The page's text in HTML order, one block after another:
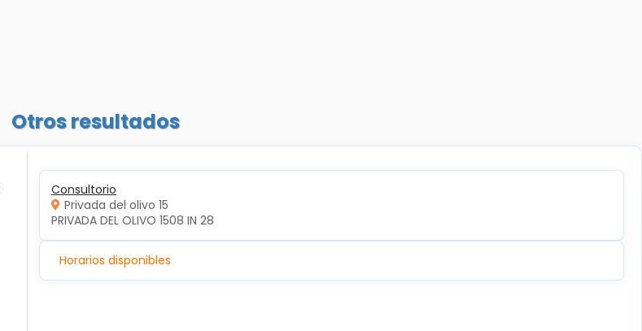
Otros resultados
Consultorio
Privada del olivo 15
PRIVADA DEL OLIVO 1508 IN 28
Horarios disponibles